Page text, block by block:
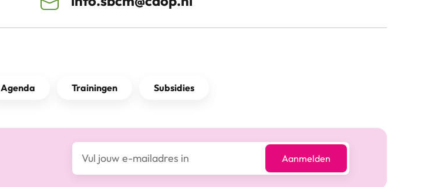
Agenda Trainingen Subsidies
E-mailadres*
Aanmelden